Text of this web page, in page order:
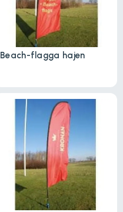
Beach-flagga hajen